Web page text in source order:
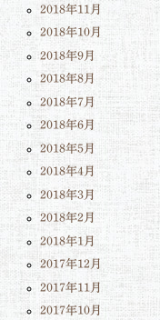
2018年11月
2018年10月
2018年9月
2018年8月
2018年7月
2018年6月
2018年5月
2018年4月
2018年3月
2018年2月
2018年1月
2017年12月
2017年11月
2017年10月